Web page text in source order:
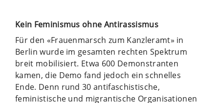
Kein Feminismus ohne Antirassismus
Für den «Frauenmarsch zum Kanzleramt» in
Berlin wurde im gesamten rechten Spektrum
breit mobilisiert. Etwa 600 Demonstranten
kamen, die Demo fand jedoch ein schnelles
Ende. Denn rund 30 antifaschistische,
feministische und migrantische Organisationen